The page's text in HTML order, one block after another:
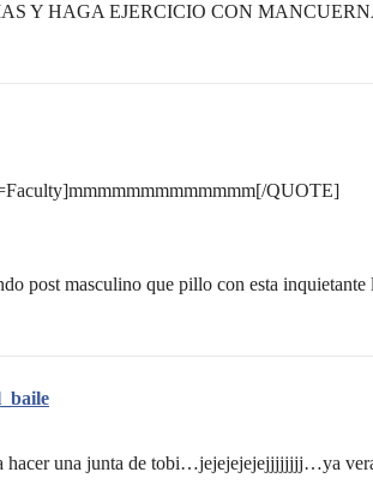
Y HAGA EJERCICIO CON
QUOTE]
post masculino que pillo con esta
hacer una junta de tobi…jejejejejejjjjjjjj…ya